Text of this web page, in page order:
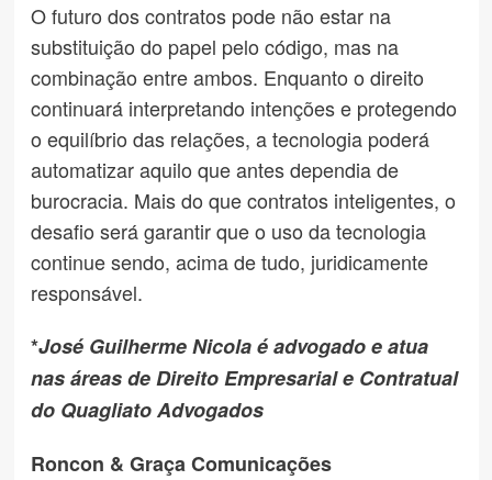
O futuro dos contratos pode não estar na
substituição do papel pelo código, mas na
combinação entre ambos. Enquanto o direito
continuará interpretando intenções e protegendo
o equilíbrio das relações, a tecnologia poderá
automatizar aquilo que antes dependia de
burocracia. Mais do que contratos inteligentes, o
desafio será garantir que o uso da tecnologia
continue sendo, acima de tudo, juridicamente
responsável.
*José Guilherme Nicola é advogado e atua
nas áreas de Direito Empresariale Contratual
do Quagliato Advogados
Roncon & Graça Comunicações